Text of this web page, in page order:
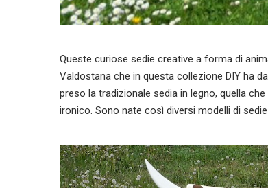
Queste curiose sedie creative a forma di
Valdostana che in questa collezione DIY ha
preso la tradizionale sedia in legno, quella
ironico. Sono nate così diversi modelli di